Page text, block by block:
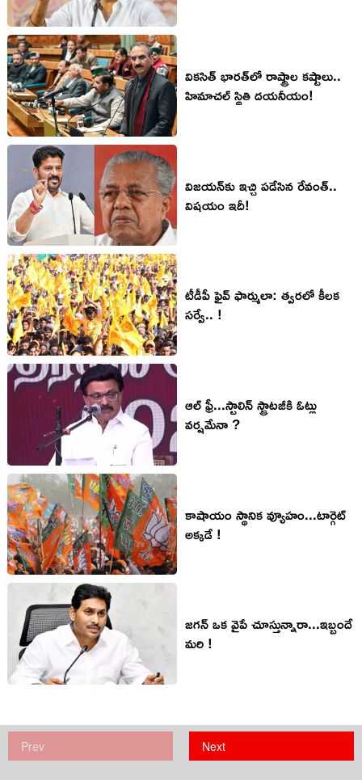
విక‌సిత్ భార‌త్‌లో రాష్ట్రాల క‌ష్టాలు..
హిమాచ‌ల్ స్థితి ద‌య‌నీయం!
విజ‌య‌న్‌కు ఇచ్చి ప‌డేసిన రేవంత్‌..
విష‌యం ఇదీ!
టీడీపీ ఫైవ్ ఫార్ములా: త్వ‌ర‌లో కీల‌క
స‌ర్వే.. !
ఆల్ ఫ్రీ...స్టాలిన్ స్ట్రాటజీకి ఓట్లు
వర్షమేనా ?
కాషాయం స్థానిక వ్యూహం...టార్గెట్
అక్కడే !
జగన్ ఒక వైపే చూస్తున్నారా...ఇబ్బందే
మరి !
Prev Next